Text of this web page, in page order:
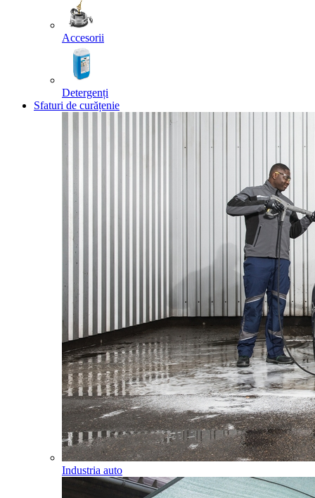
Accesorii
Detergenți
Sfaturi de curățenie
Industria auto